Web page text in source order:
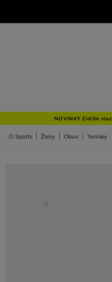
NOVINKY Zistite viac
JD Sports Ženy Obuv Tenisky